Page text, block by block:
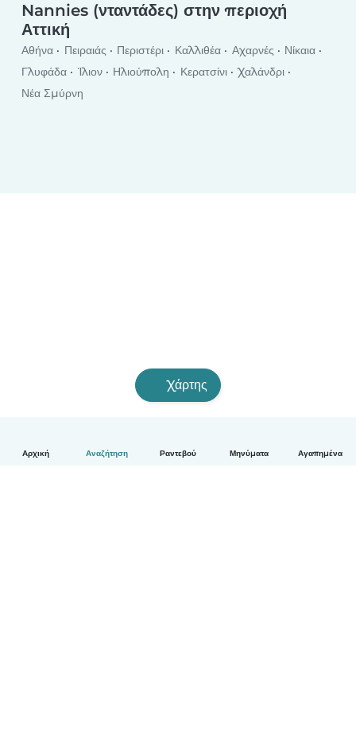
Αρχική Αναζήτηση Ραντεβού Μηνύματα Αγαπημένα
Nannies (νταντάδες) στην περιοχή
Αττική
Αθήνα Πειραιάς Περιστέρι Καλλιθέα Αχαρνές
Νίκαια
Γλυφάδα
Ίλιον Ηλιούπολη Κερατσίνι
Χαλάνδρι
Νέα Σμύρνη
Χάρτης